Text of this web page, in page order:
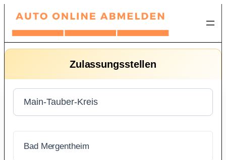
Zum
springen
Zulassungsstellen
Bad Mergentheim